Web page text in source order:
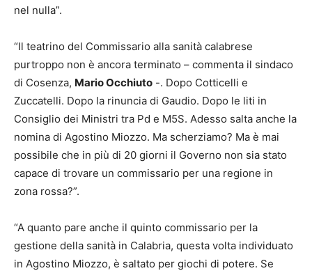
nel nulla”.
“Il teatrino del Commissario alla sanità calabrese
purtroppo non è ancora terminato – commenta il sindaco
di Cosenza, Mario Occhiuto -. Dopo Cotticelli e
Zuccatelli. Dopo la rinuncia di Gaudio. Dopo le liti in
Consiglio dei Ministri tra Pd e M5S. Adesso salta anche la
nomina di Agostino Miozzo. Ma scherziamo? Ma è mai
possibile che in più di 20 giorni il Governo non sia stato
capace di trovare un commissario per una regione in
zona rossa?”.
“A quanto pare anche il quinto commissario per la
gestione della sanità in Calabria, questa volta individuato
in Agostino Miozzo, è saltato per giochi di potere. Se